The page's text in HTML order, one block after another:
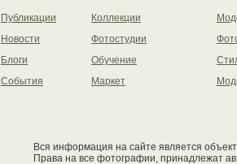
Публикации
Новости
Блоги
События
Коллекции
Фотостудии
Обучение
Маркет
Вся информация на сайте является
Права на все фотографии, принадлежат